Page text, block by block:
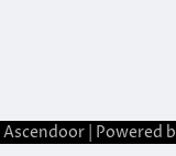
Ascendoor| Powered